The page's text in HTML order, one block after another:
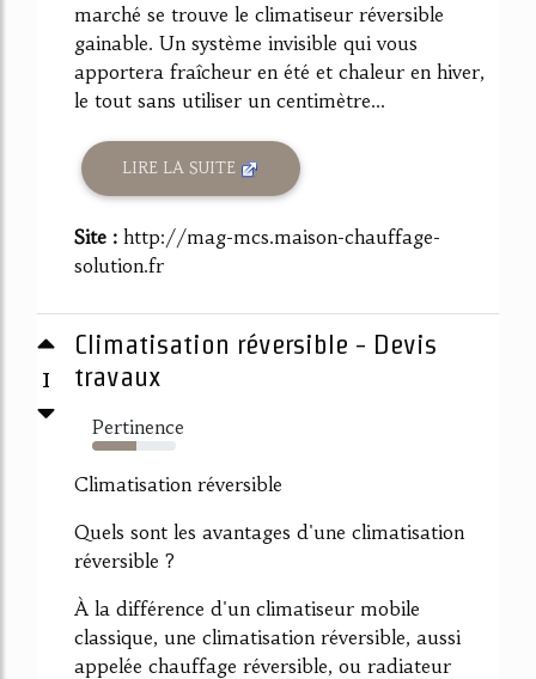
marché se trouve le climatiseur réversible
gainable. Un système invisible qui vous
apportera fraîcheur en été et chaleur en hiver,
le tout sans utiliser un centimètre...
LIRE LA SUITE
Site : http://mag-mcs.maison-chauffage-
solution.fr
1
Climatisation réversible - Devis
travaux
Pertinence
53%
Climatisation réversible
Quels sont les avantages d'une climatisation
réversible ?
À la différence d'un climatiseur mobile
classique, une climatisation réversible, aussi
appelée chauffage réversible, ou radiateur